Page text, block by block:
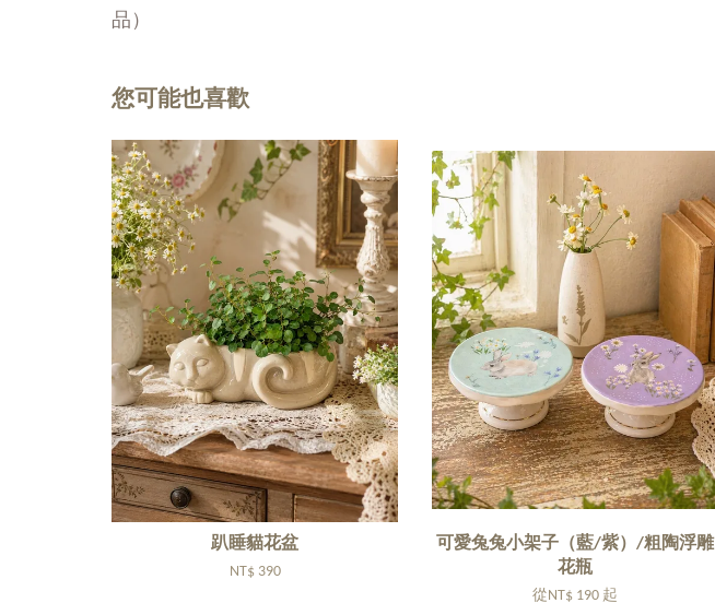
品）
您可能也喜歡
趴睡貓花盆
NT$ 390
可愛兔兔小架子（藍/紫）/粗陶浮雕
花瓶
從 NT$ 190 起